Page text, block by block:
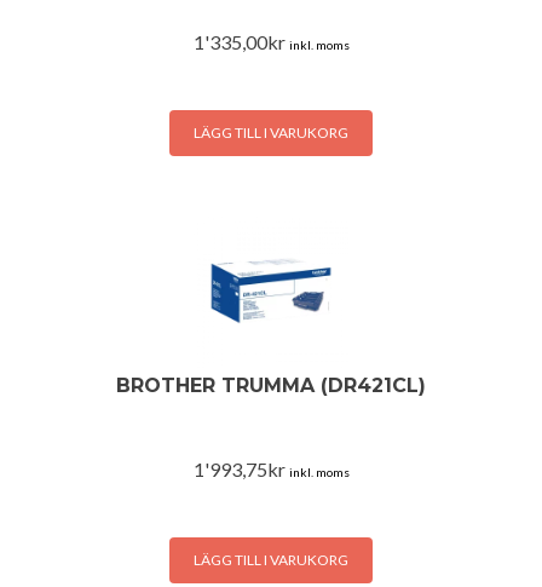
1'335,00kr inkl. moms
LÄGG TILL I VARUKORG
BROTHER TRUMMA (DR421CL)
1'993,75kr inkl. moms
LÄGG TILL I VARUKORG